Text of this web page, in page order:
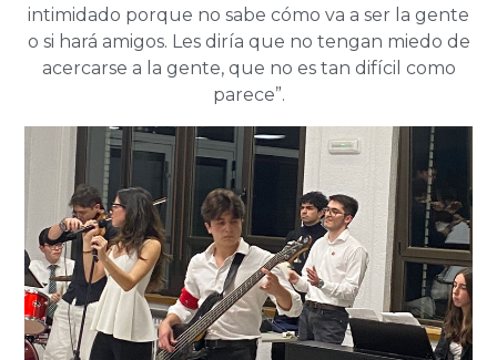
intimidado porque no sabe cómo va a ser la gente
o si hará amigos. Les diría que no tengan miedo de
acercarse a la gente, que no es tan difícil como
parece”.